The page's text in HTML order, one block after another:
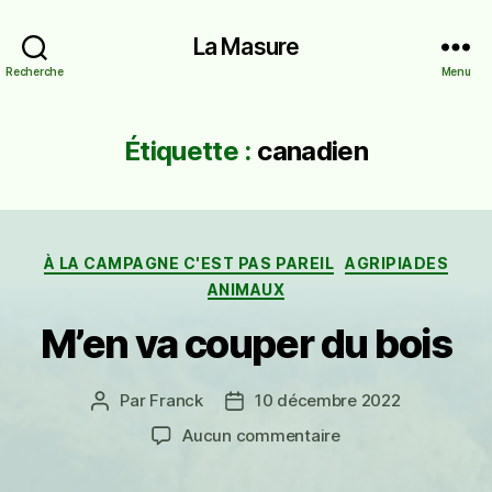
Recherche
La Masure
Menu
Étiquette : canadien
Catégories
À LA CAMPAGNE C'EST PAS PAREIL AGRIPIADES
ANIMAUX
M’en va couper du bois
Auteur
Par Franck
Date10 décembre 2022
Aucun commentairesur